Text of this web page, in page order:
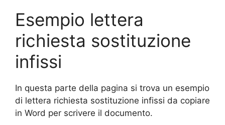
Esempio lettera
richiesta sostituzione
infissi
In questa parte della pagina si trova un esempio
di lettera richiesta sostituzione infissi da copiare
in Word per scrivere il documento.